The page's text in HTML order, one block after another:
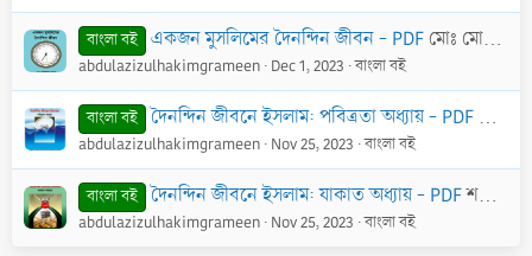
বাংলা বই একজন মুসলিমের দৈনন্দিন জীবন - PDF মোঃ মোশফিকুর রহমান
abdulazizulhakimgrameen Dec 1, 2023 বাংলা বই
বাংলা বই দৈনন্দিন জীবনে ইসলাম: পবিত্রতা অধ্যায় - PDF
abdulazizulhakimgrameen Nov 25, 2023 বাংলা বই
বাংলা বই দৈনন্দিন জীবনে ইসলাম: যাকাত অধ্যায় - PDFশরিফুল ইসলাম বিন যয়নুল আবেদীন
abdulazizulhakimgrameen Nov 25, 2023 বাংলা বই